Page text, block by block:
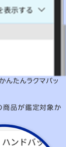
んたんラクマパッ
商品が鑑定対象か